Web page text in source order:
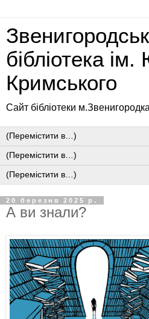
бібліотека
Кримського
Сайт бібліотеки м.Звенигородка
20 березня 2025 р.
А ви знали?